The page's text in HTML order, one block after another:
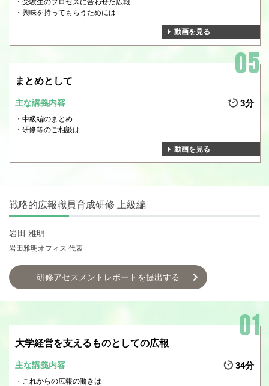
受験生のプロセスに合わせた広報
興味を持ってもらうためには
動画を見る
まとめとして
主な講義内容 3分
中級編のまとめ
研修等のご相談は
動画を見る
戦略的広報職員育成研修 上級編
岩田 雅明
岩田雅明オフィス 代表
研修アセスメントレポートを提出する
大学経営を支えるものとしての広報
主な講義内容 34分
これからの広報の働きは